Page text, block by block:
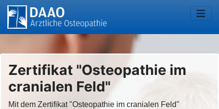
Zertifikat "Osteopathie im
cranialen Feld"
Mit dem Zertifikat "Osteopathie im cranialen Feld"